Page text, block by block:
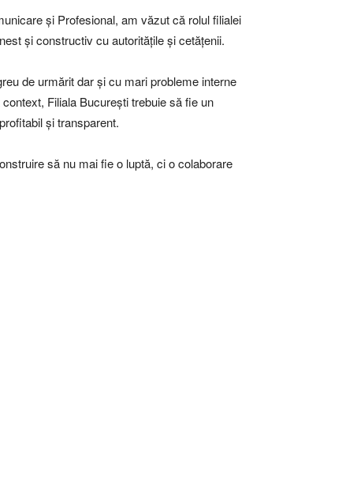
și Profesional, am văzut că rolul filialei
și constructiv cu autoritățile și cetățenii.
de urmărit dar și cu mari probleme interne
Filiala București trebuie să fie un
și transparent.
să nu mai fie o luptă, ci o colaborare